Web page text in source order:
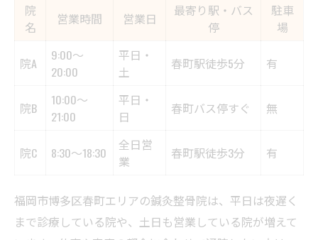
院
名
営業時間 営業日
最寄り駅・バス
停
駐車
場
院A
9:00～
20:00
平日・
土
春町駅徒歩5分 有
院B
10:00～
21:00
平日・
日
春町バス停すぐ 無
院C 8:30～18:30
全日営
業
春町駅徒歩3分 有
福岡市博多区春町エリアの鍼灸整骨院は、平日は夜遅く
まで診療している院や、土日も営業している院が増えて